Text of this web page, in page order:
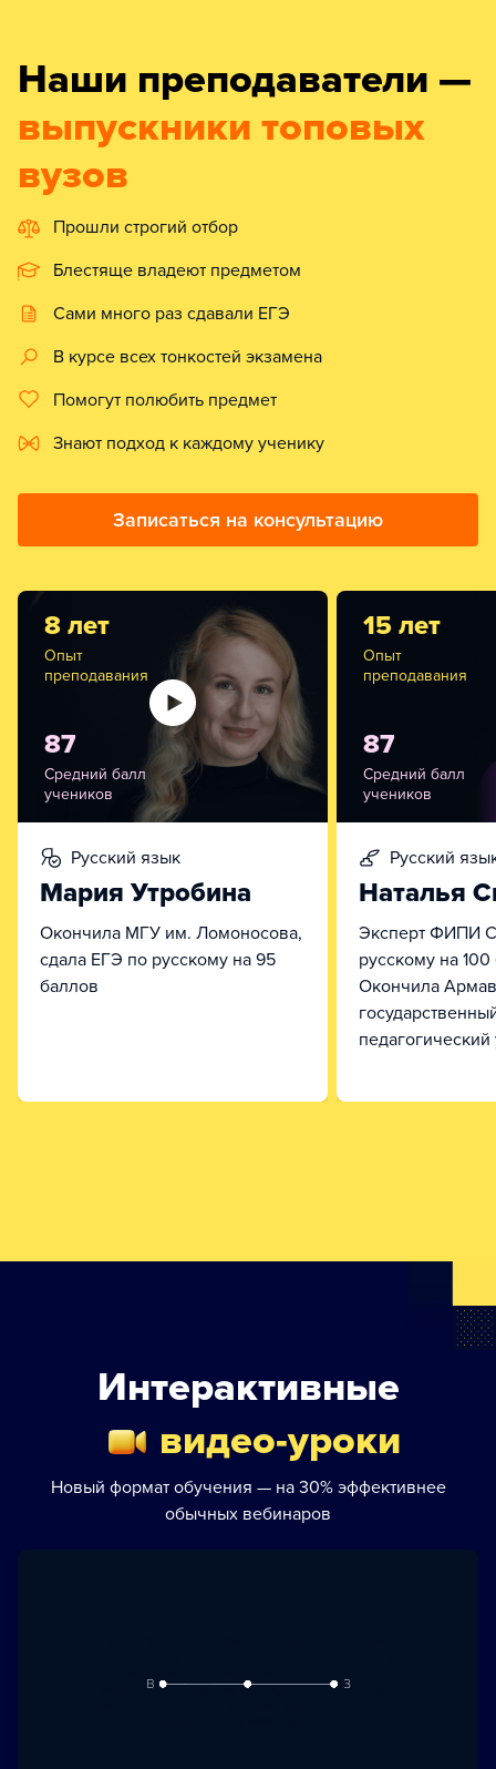
Наши преподаватели —
выпускники топовых
вузов
Прошли строгий отбор
Блестяще владеют предметом
Сами много раз сдавали ЕГЭ
В курсе всех тонкостей экзамена
Помогут полюбить предмет
Знают подход к каждому ученику
Записаться на консультацию
8 лет
Опыт
преподавания
87
Средний балл
учеников
русский язык
Мария Утробина
Окончила МГУ им. Ломоносова,
сдала ЕГЭ по русскому на 95
баллов
15 лет
Опыт
преподавания
87
Средний балл
учеников
русский
Наталья
Эксперт ФИПИ
русскому на
Окончила
педагогический
Интерактивные
видео-уроки
Новый формат обучения — на 30% эффективнее
обычных вебинаров